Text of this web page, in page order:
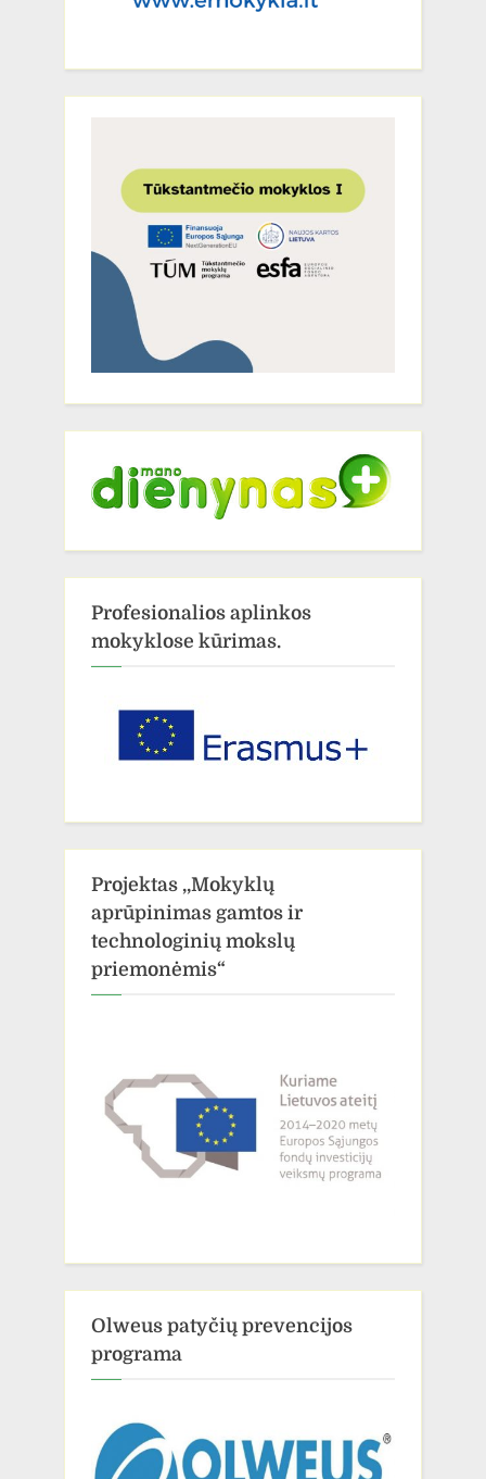
Profesionalios aplinkos
mokyklose kūrimas.
Projektas ,,Mokyklų
aprūpinimas gamtos ir
technologinių mokslų
priemonėmis“
Olweus patyčių prevencijos
programa